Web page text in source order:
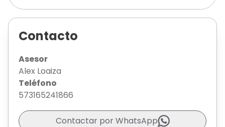
Contacto
Asesor
Alex Loaiza
Teléfono
573165241866
Contactar por WhatsApp